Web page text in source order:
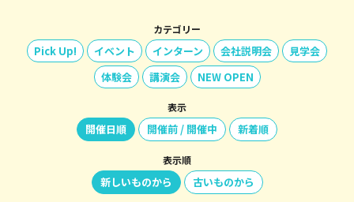
カテゴリー
Pick Up! イベント インターン 会社説明会
見学会
体験会
講演会 NEW OPEN
表示
開催日順 開催前 / 開催中 新着順
表示順
新しいものから 古いものから